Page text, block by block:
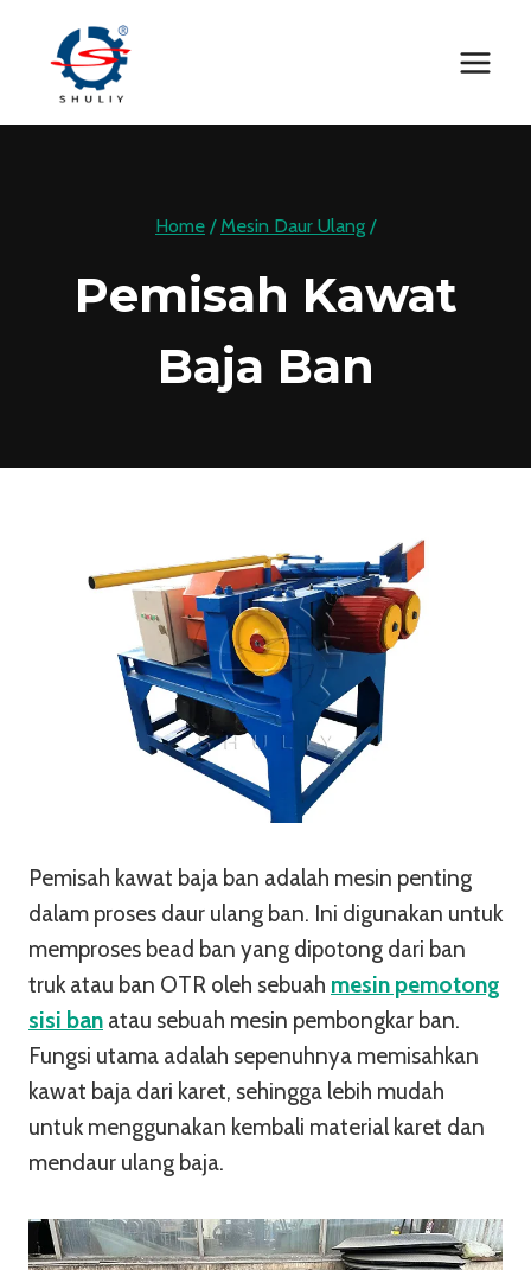
content
Home / Mesin Daur Ulang /
Pemisah Kawat
Baja Ban
Pemisah kawat baja ban adalah mesin penting
dalam proses daur ulang ban. Ini digunakan untuk
memproses bead ban yang dipotong dari ban
truk atau ban OTR oleh sebuah mesin pemotong
sisi ban atau sebuah mesin pembongkar ban.
Fungsi utama adalah sepenuhnya memisahkan
kawat baja dari karet, sehingga lebih mudah
untuk menggunakan kembali material karet dan
mendaur ulang baja.